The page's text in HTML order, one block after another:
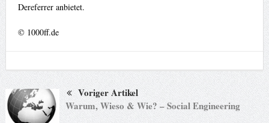
Dereferrer anbietet.
© 1000ff.de
Voriger Artikel
Warum, Wieso & Wie? – Social Engineering